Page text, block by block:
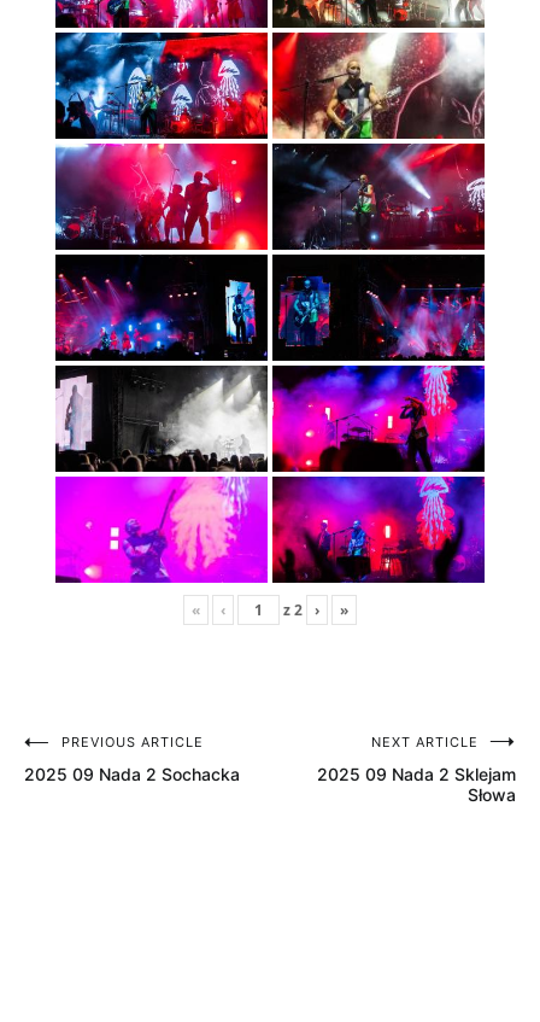
« ‹ z2 › »
Nawigacja
PREVIOUS ARTICLE
2025 09 Nada 2 Sochacka
NEXT ARTICLE
2025 09 Nada 2 Sklejam
Słowa